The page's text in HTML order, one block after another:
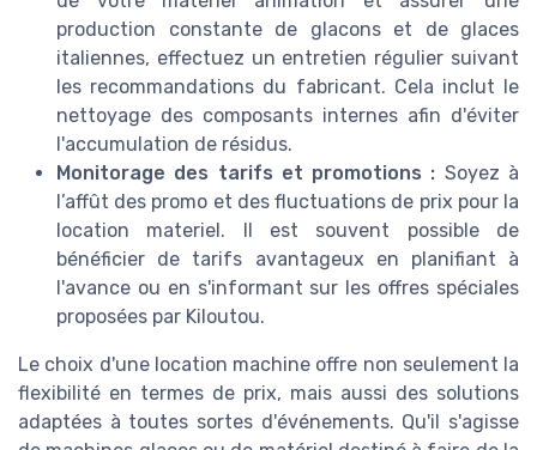
production constante de glacons et de glaces
italiennes, effectuez un entretien régulier suivant
les recommandations du fabricant. Cela inclut le
nettoyage des composants internes afin d'éviter
l'accumulation de résidus.
Monitorage des tarifs et promotions : Soyez à
l’affût des promo et des fluctuations de prix pour la
location materiel. Il est souvent possible de
bénéficier de tarifs avantageux en planifiant à
l'avance ou en s'informant sur les offres spéciales
proposées par Kiloutou.
Le choix d'une location machine offre non seulement la
flexibilité en termes de prix, mais aussi des solutions
adaptées à toutes sortes d'événements. Qu'il s'agisse